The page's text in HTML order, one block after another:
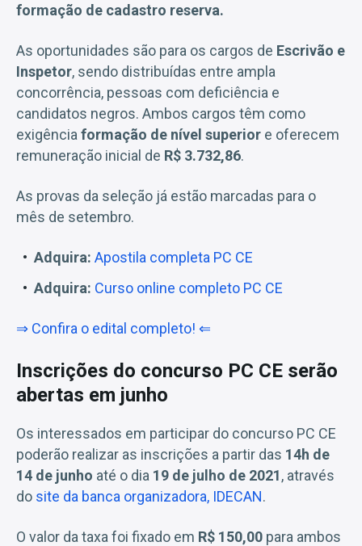
formação de cadastro reserva.
As oportunidades são para os cargos de Escrivão e
Inspetor, sendo distribuídas entre ampla
concorrência, pessoas com deficiência e
candidatos negros. Ambos cargos têm como
exigência formação de nível superior e oferecem
remuneração inicial de R$ 3.732,86.
As provas da seleção já estão marcadas para o
mês de setembro.
Adquira: Apostila completa PC CE
Adquira: Curso online completo PC CE
⇒ Confira o edital completo! ⇐
Inscrições do concurso PC CE serão
abertas em junho
Os interessados em participar do concurso PC CE
poderão realizar as inscrições a partir das 14h de
14 de junho até o dia 19 de julho de 2021, através
do site da banca organizadora, IDECAN.
O valor da taxa foi fixado em R$ 150,00 para ambos